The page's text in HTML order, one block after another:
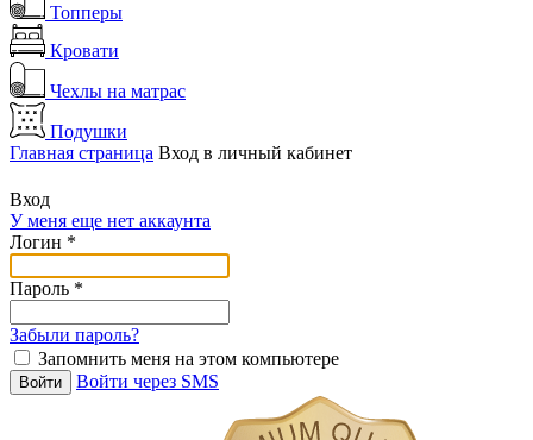
Топперы
Кровати
Чехлы на матрас
Подушки
Главная страница Вход в личный кабинет
Вход
У меня еще нет аккаунта
Логин *
Пароль *
Забыли пароль?
Запомнить меня на этом компьютере
Войти через SMS